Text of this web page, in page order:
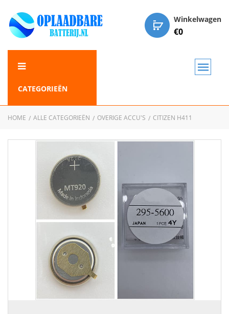
Winkelwagen
€0
CATEGORIEËN
HOME ALLE CATEGORIEËN OVERIGE ACCU'S CITIZEN H411